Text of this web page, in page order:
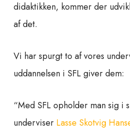
didaktikken, kommer der
af det.
Vi har spurgt to af vores
uddannelsen i SFL giver dem:
“Med SFL opholder man sig i
underviser Lasse Skotvig